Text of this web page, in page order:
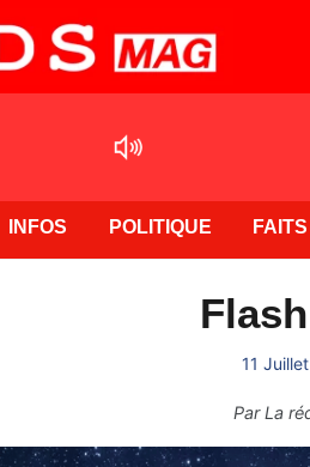
INFOS POLITIQUE
11
ParLa